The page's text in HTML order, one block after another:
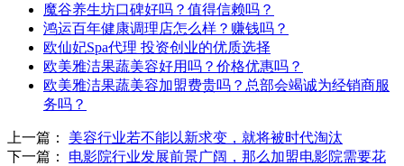
魔谷养生坊口碑好吗？值得信赖吗？
鸿运百年健康调理店怎么样？赚钱吗？
欧仙妃Spa代理 投资创业的优质选择
欧美雅洁果蔬美容好用吗？价格优惠吗？
欧美雅洁果蔬美容加盟费贵吗？总部会竭诚为经销商服
务吗？
上一篇： 美容行业若不能以新求变，就将被时代淘汰
下一篇： 电影院行业发展前景广阔，那么加盟电影院需要花